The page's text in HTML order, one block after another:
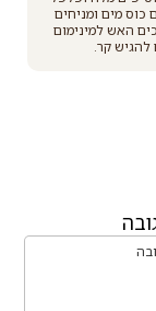
מים ומניחים
האש למינימום
להגיש קר.